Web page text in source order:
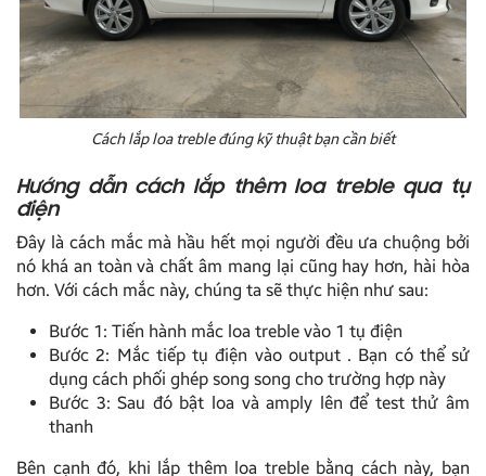
Cách lắp loa treble đúng kỹ thuật bạn cần biết
Hướng dẫn cách lắp thêm loa treble qua tụ
điện
Đây là cách mắc mà hầu hết mọi người đều ưa chuộng bởi
nó khá an toàn và chất âm mang lại cũng hay hơn, hài hòa
hơn. Với cách mắc này, chúng ta sẽ thực hiện như sau:
Bước 1: Tiến hành mắc loa treble vào 1 tụ điện
Bước 2: Mắc tiếp tụ điện vào output . Bạn có thể sử
dụng cách phối ghép song song cho trường hợp này
Bước 3: Sau đó bật loa và amply lên để test thử âm
thanh
Bên cạnh đó, khi lắp thêm loa treble bằng cách này, bạn